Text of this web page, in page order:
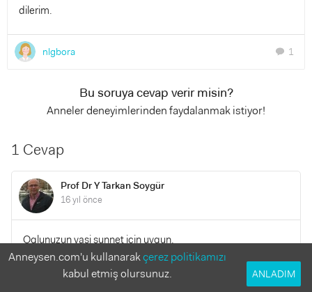
dilerim.
nlgbora chat 1
Bu soruya cevap verir misin?
Anneler deneyimlerinden faydalanmak istiyor!
1 Cevap
Prof Dr Y Tarkan Soygür
16 yıl önce
Oglunuzun yasi sunnet icin uygun.
YANITLA
0
Anneysen.com'u kullanarakçerez politikamızı
kabul etmiş olursunuz.
ANLADIM